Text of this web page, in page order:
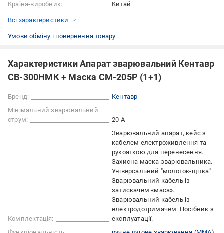
Країна-виробник:
Китай
Всі характеристики
Умови обміну і повернення товару
Характеристики Апарат зварювальний Кентавр
СВ-300НМК + Маска СМ-205Р (1+1)
Бренд:
Кентавр
Мінімальний зварювальний
струм:
20 А
Комплектація:
Зварювальний апарат, кейс з
кабелем електроживлення та
рукояткою для перенесення.
Захисна маска зварювальника.
Універсальний "молоток-щітка".
Зварювальний кабель із
затискачем «маса».
Зварювальний кабель із
електродотримачем. Посібник з
експлуатації.